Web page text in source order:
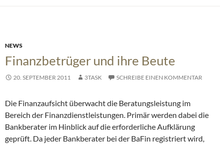
NEWS
Finanzbetrüger und ihre Beute
20. SEPTEMBER 2011 3TASK SCHREIBE EINEN KOMMENTAR
Die Finanzaufsicht überwacht die Beratungsleistung im
Bereich der Finanzdienstleistungen. Primär werden dabei die
Bankberater im Hinblick auf die erforderliche Aufklärung
geprüft. Da jeder Bankberater bei der BaFin registriert wird,